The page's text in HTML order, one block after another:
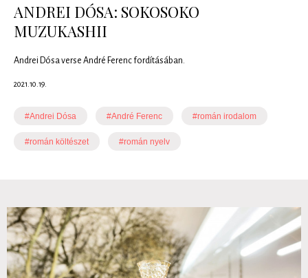
ANDREI DÓSA: SOKOSOKO
MUZUKASHII
Andrei Dósa verse André Ferenc fordításában.
2021.10.19.
#Andrei Dósa #André Ferenc #román irodalom
#román költészet #román nyelv